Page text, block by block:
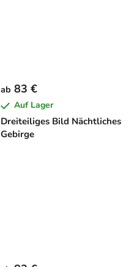
Dreiteiliges Bild Nächtliches
Gebirge
ab 83 €
Auf Lager